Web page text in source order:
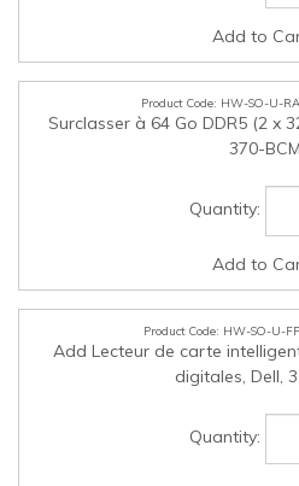
Add Lecteur de carte
digitales, Dell,
HW-SO-U-
Surclasser à 32 Go DDR5